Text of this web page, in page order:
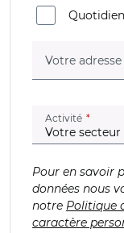
Votre
Activité
Pour en savoir
données nous
notre Politique
caractère